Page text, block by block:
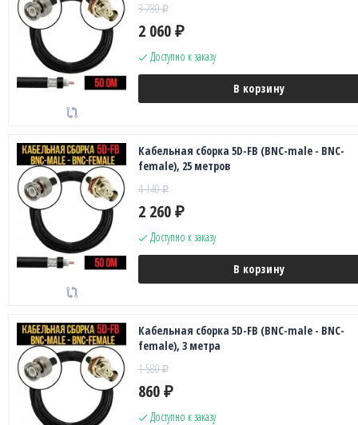
3 780₽
2 060 ₽
Доступно к заказу
В корзину
Кабельная сборка 5D-FB (BNC-male - BNC-
female), 25 метров
4 140₽
2 260 ₽
Доступно к заказу
В корзину
Кабельная сборка 5D-FB (BNC-male - BNC-
female), 3 метра
1 580₽
860 ₽
Доступно к заказу